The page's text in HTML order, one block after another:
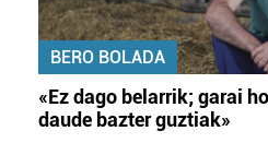
BERO BOLADA
«Ez dago belarrik; garai
daude bazter guztiak»